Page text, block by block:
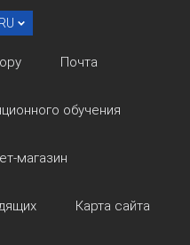
RU
Почта
обучения
магазин
Карта сайта